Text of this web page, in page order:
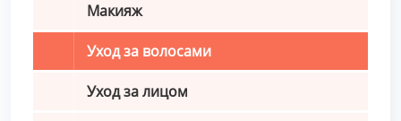
Макияж
Уход за волосами
Уход за лицом